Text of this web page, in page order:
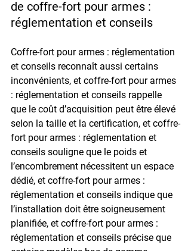
de coffre-fort pour armes :
réglementation et conseils
Coffre-fort pour armes : réglementation
et conseils reconnaît aussi certains
inconvénients, et coffre-fort pour armes
: réglementation et conseils rappelle
que le coût d’acquisition peut être élevé
selon la taille et la certification, et coffre-
fort pour armes : réglementation et
conseils souligne que le poids et
l’encombrement nécessitent un espace
dédié, et coffre-fort pour armes :
réglementation et conseils indique que
l’installation doit être soigneusement
planifiée, et coffre-fort pour armes :
réglementation et conseils précise que